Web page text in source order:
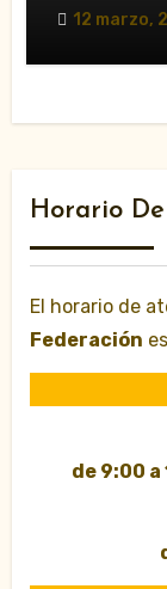
12 marzo,
Horario
El horario de
Federación
de 9:00 a